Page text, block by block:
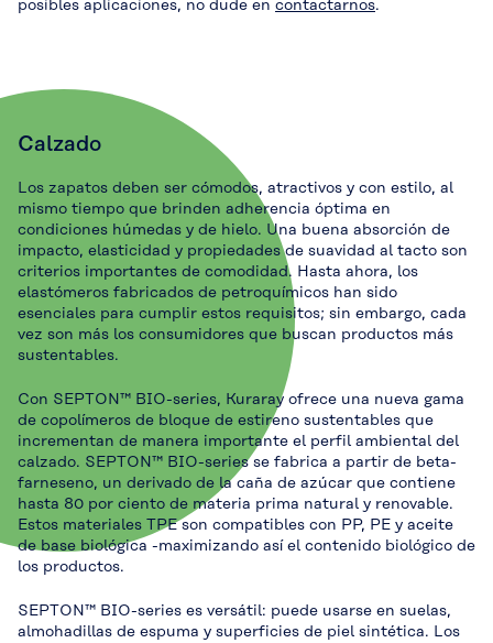
posibles aplicaciones, no dude en contactarnos.
Calzado
Los zapatos deben ser cómodos, atractivos y con estilo, al
mismo tiempo que brinden adherencia óptima en
condiciones húmedas y de hielo. Una buena absorción de
impacto, elasticidad y propiedades de suavidad al tacto son
criterios importantes de comodidad. Hasta ahora, los
elastómeros fabricados de petroquímicos han sido
esenciales para cumplir estos requisitos; sin embargo, cada
vez son más los consumidores que buscan productos más
sustentables.
Con SEPTON™ BIO-series, Kuraray ofrece una nueva gama
de copolímeros de bloque de estireno sustentables que
incrementan de manera importante el perfil ambiental del
calzado. SEPTON™ BIO-series se fabrica a partir de beta-
farneseno, un derivado de la caña de azúcar que contiene
hasta 80 por ciento de materia prima natural y renovable.
Estos materiales TPE son compatibles con PP, PE y aceite
de base biológica -maximizando así el contenido biológico de
los productos.
SEPTON™ BIO-series es versátil: puede usarse en suelas,
almohadillas de espuma y superficies de piel sintética. Los